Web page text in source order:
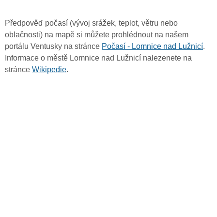
Předpověď počasí (vývoj srážek, teplot, větru nebo
oblačnosti) na mapě si můžete prohlédnout na našem
portálu Ventusky na stránce Počasí - Lomnice nad Lužnicí.
Informace o městě Lomnice nad Lužnicí nalezenete na
stránce Wikipedie.